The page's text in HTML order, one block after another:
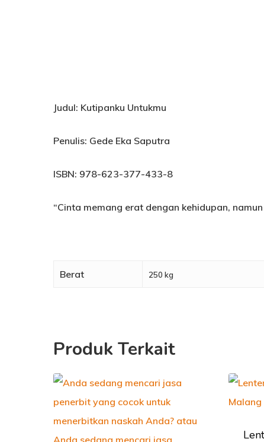
Judul: Kutipanku Untukmu
Penulis: Gede Eka Saputra
ISBN: 978-623-377-433-8
“Cinta memang erat dengan kehidupan,
Berat 250 kg
Produk Terkait